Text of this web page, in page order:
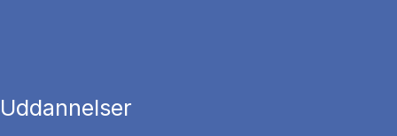
Uddannelser